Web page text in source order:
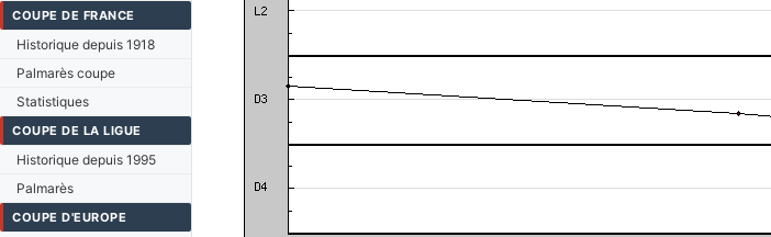
COUPE DE FRANCE
Historique depuis 1918
Palmarès coupe
Statistiques
COUPE DE LA LIGUE
Historique depuis 1995
Palmarès
COUPE D'EUROPE